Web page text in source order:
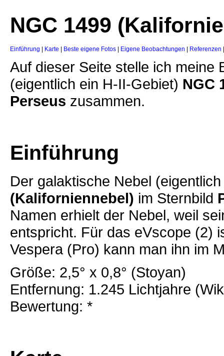
NGC 1499
Einführung Karte Beste eigene Fotos Eigene Beobachtungen Referenzen
Auf dieser Seite stelle ich meine
(eigentlich ein H-II-Gebiet) NGC
Perseus zusammen.
Einführung
Der galaktische Nebel (
(Kaliforniennebel) im Sternbild
Namen erhielt der Nebel, weil
entspricht. Für das eVscope (2)
Vespera (Pro) kann man ihn im
Größe: 2,5° x 0,8° (Stoyan)
Entfernung: 1.245 Lichtjahre
Bewertung: *